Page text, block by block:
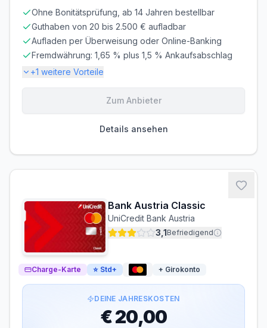
BONITÄTSPRÜFUNG
Erforderlich
GIROKONTO
Erforderlich
Ohne Bonitätsprüfung, ab 14 Jahren bestellbar
Guthaben von 20 bis 2.500 € aufladbar
Aufladen per Überweisung oder Online-Banking
Fremdwährung: 1,65 % plus 1,5 % Ankaufsabschlag
+1 weitere Vorteile
Kostenlos
Im 1. Monat gratis
KURSQUELLE
Bankinterner Wechselkurs (Aufschlag möglich)
Zusätzlicher Aufschlag:
Gesamtkosten im Ausland können höher sein als die
angezeigte Fremdwährungsgebühr.
Voraussetzungen
MINDESTEINKOMMEN
Zum Anbieter
Details ansehen
Bank Austria Classic
UniCredit Bank Austria
3,1Befriedigend
Charge-Karte ⭐ Std+ + Girokonto
DEINE JAHRESKOSTEN
€ 20,00